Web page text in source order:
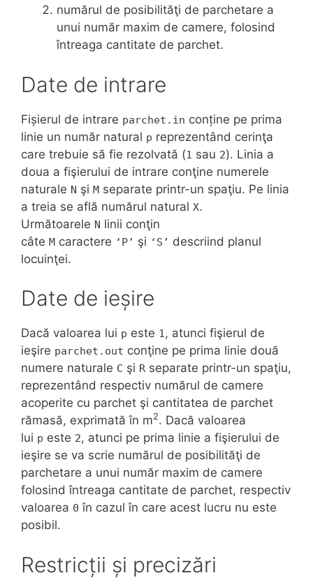
numărul de posibilităţi de parchetare a
unui număr maxim de camere, folosind
întreaga cantitate de parchet.
Date de intrare
Fișierul de intrare parchet.in conține pe prima
linie un număr natural p reprezentând cerinţa
care trebuie să fie rezolvată (1 sau 2). Linia a
doua a fişierului de intrare conţine numerele
naturale N şi M separate printr-un spaţiu. Pe linia
a treia se află numărul natural X.
Următoarele N linii conţin
câte M caractere ‘P’ şi ‘S’ descriind planul
locuinţei.
Date de ieșire
Dacă valoarea lui p este 1, atunci fişierul de
ieşire parchet.out conţine pe prima linie două
numere naturale C şi R separate printr-un spaţiu,
reprezentând respectiv numărul de camere
acoperite cu parchet şi cantitatea de parchet
rămasă, exprimată în m2. Dacă valoarea
lui p este 2, atunci pe prima linie a fişierului de
ieşire se va scrie numărul de posibilităţi de
parchetare a unui număr maxim de camere
folosind întreaga cantitate de parchet, respectiv
valoarea 0 în cazul în care acest lucru nu este
posibil.
Restricții și precizări